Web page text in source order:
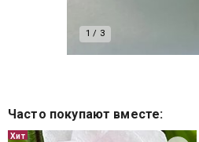
1 / 3
Часто покупают вместе:
Хит